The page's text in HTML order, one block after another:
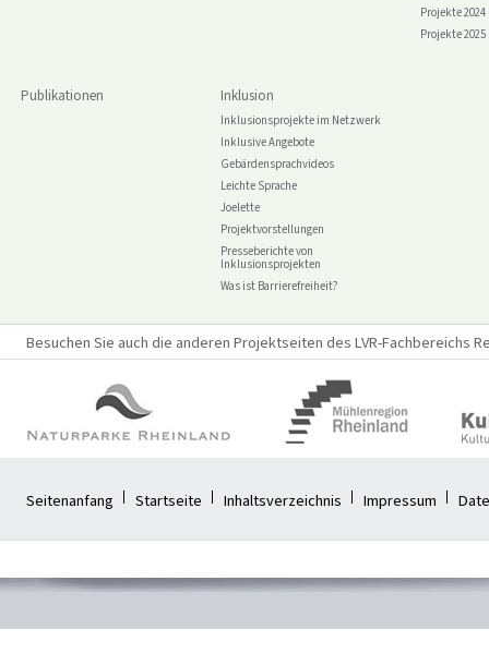
Projekte 2024
Projekte 2025
Publikationen Inklusion
Inklusionsprojekte im Netzwerk
Inklusive Angebote
Gebärdensprachvideos
Leichte Sprache
Joelette
Projektvorstellungen
Presseberichte von
Inklusionsprojekten
Was ist Barrierefreiheit?
Besuchen Sie auch die anderen Projektseiten des LVR-Fachbereichs
Seitenanfang Startseite Inhaltsverzeichnis Impressum